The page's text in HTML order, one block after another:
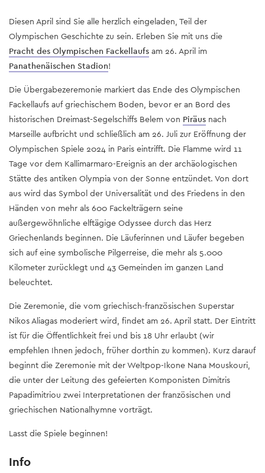
Diesen April sind Sie alle herzlich eingeladen, Teil der
Olympischen Geschichte zu sein. Erleben Sie mit uns die
Pracht des Olympischen Fackellaufs am 26. April im
Panathenäischen Stadion!
Die Übergabezeremonie markiert das Ende des Olympischen
Fackellaufs auf griechischem Boden, bevor er an Bord des
historischen Dreimast-Segelschiffs Belem von Piräus nach
Marseille aufbricht und schließlich am 26. Juli zur Eröffnung der
Olympischen Spiele 2024 in Paris eintrifft. Die Flamme wird 11
Tage vor dem Kallimarmaro-Ereignis an der archäologischen
Stätte des antiken Olympia von der Sonne entzündet. Von dort
aus wird das Symbol der Universalität und des Friedens in den
Händen von mehr als 600 Fackelträgern seine
außergewöhnliche elftägige Odyssee durch das Herz
Griechenlands beginnen. Die Läuferinnen und Läufer begeben
sich auf eine symbolische Pilgerreise, die mehr als 5.000
Kilometer zurücklegt und 43 Gemeinden im ganzen Land
beleuchtet.
Die Zeremonie, die vom griechisch-französischen Superstar
Nikos Aliagas moderiert wird, findet am 26. April statt. Der Eintritt
ist für die Öffentlichkeit frei und bis 18 Uhr erlaubt (wir
empfehlen Ihnen jedoch, früher dorthin zu kommen). Kurz darauf
beginnt die Zeremonie mit der Weltpop-Ikone Nana Mouskouri,
die unter der Leitung des gefeierten Komponisten Dimitris
Papadimitriou zwei Interpretationen der französischen und
griechischen Nationalhymne vorträgt.
Lasst die Spiele beginnen!
Info